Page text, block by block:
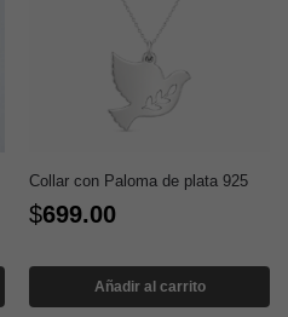
Collar con Paloma de plata 925
$699.00
Añadir al carrito